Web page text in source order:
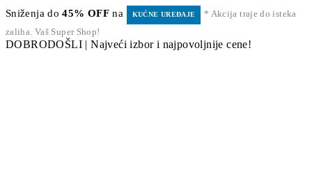
Sniženja do45% OFF na KUĆNE UREĐAJE
* Akcija traje do isteka
zaliha. Vaš Super Shop!
DOBRODOŠLI | Najveći izbor i najpovoljnije cene!